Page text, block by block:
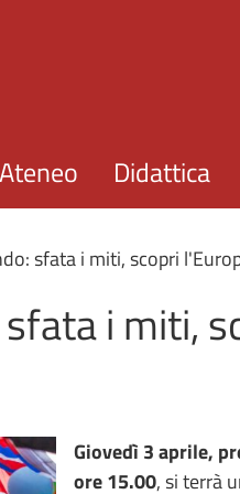
Ateneo Didattica
sfata i miti, scopri
i miti,
Giovedì 3 aprile,
ore 15.00, si terrà